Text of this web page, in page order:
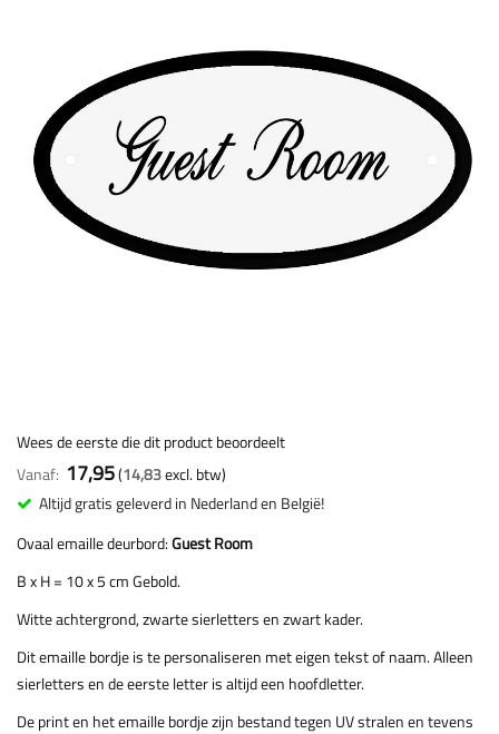
Wees de eerste die dit product beoordeelt
Vanaf 17,95 14,83
Altijd gratis geleverd in Nederland en België!
Ovaal emaille deurbord:Guest Room
B x H = 10 x 5 cm Gebold.
Witte achtergrond, zwarte sierletters en zwart kader.
Dit emaille bordje is te personaliseren met eigen tekst of naam. Alleen
sierletters en de eerste letter is altijd een hoofdletter.
De print en het emaille bordje zijn bestand tegen UV stralen en tevens